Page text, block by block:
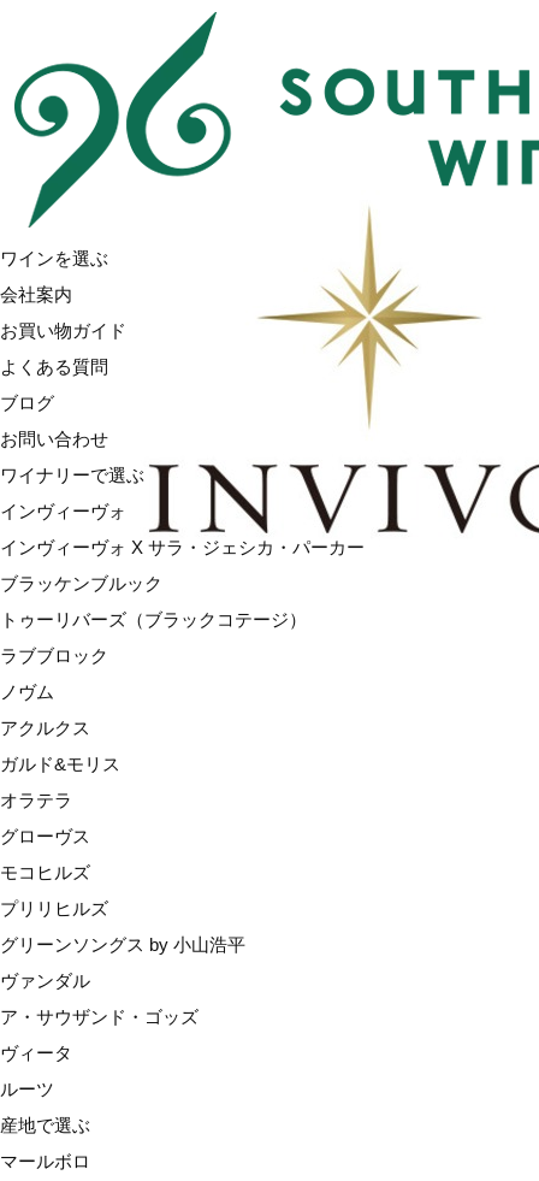
ワインを選ぶ
会社案内
お買い物ガイド
よくある質問
ブログ
お問い合わせ
ワイナリーで選ぶ
インヴィーヴォ
インヴィーヴォ X サラ・ジェシカ・パーカー
ブラッケンブルック
トゥーリバーズ（ブラックコテージ）
ラブブロック
ノヴム
アクルクス
ガルド&モリス
オラテラ
グローヴス
モコヒルズ
プリリヒルズ
グリーンソングス by 小山浩平
ヴァンダル
ア・サウザンド・ゴッズ
ヴィータ
ルーツ
産地で選ぶ
マールボロ